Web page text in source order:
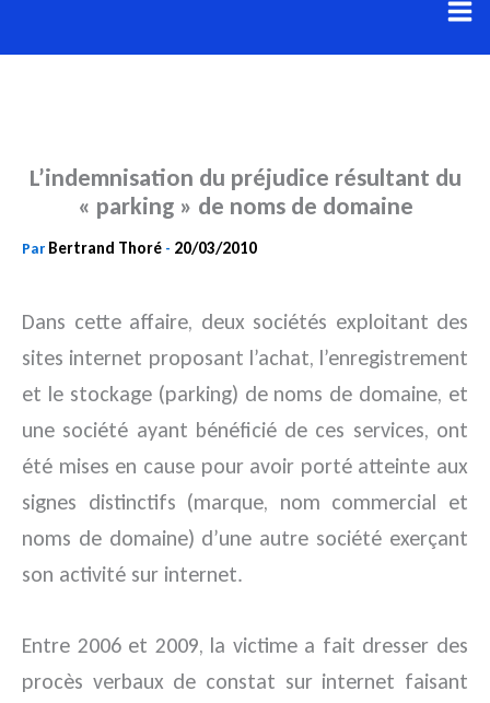
au
L’indemnisation du préjudice résultant du
« parking » de noms de domaine
Par Bertrand Thoré - 20/03/2010
Dans cette affaire, deux sociétés exploitant des
sites internet proposant l’achat, l’enregistrement
et le stockage (parking) de noms de domaine, et
une société ayant bénéficié de ces services, ont
été mises en cause pour avoir porté atteinte aux
signes distinctifs (marque, nom commercial et
noms de domaine) d’une autre société exerçant
son activité sur internet.
Entre 2006 et 2009, la victime a fait dresser des
procès verbaux de constat sur internet faisant